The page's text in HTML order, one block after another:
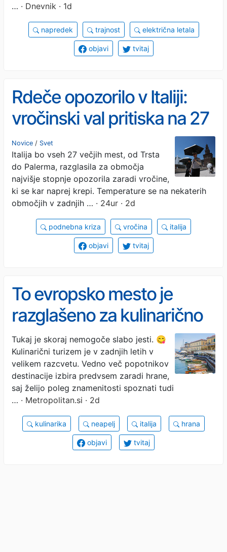
… · Dnevnik · 1d
napredek trajnost električna letala
objavi tvitaj
Rdeče opozorilo v Italiji:
vročinski val pritiska na 27
največjih mest
Novice / Svet
Italija bo vseh 27 večjih mest, od Trsta
do Palerma, razglasila za območja
najvišje stopnje opozorila zaradi vročine,
ki se kar naprej krepi. Temperature se na nekaterih
območjih v zadnjih … · 24ur · 2d
podnebna kriza vročina italija
objavi tvitaj
To evropsko mesto je
razglašeno za kulinarično
prestolnico sveta (in ni
daleč od Slovenije)
Tukaj je skoraj nemogoče slabo jesti. 😋
Kulinarični turizem je v zadnjih letih v
velikem razcvetu. Vedno več popotnikov
destinacije izbira predvsem zaradi hrane,
saj želijo poleg znamenitosti spoznati tudi
… · Metropolitan.si · 2d
kulinarika neapelj italija hrana
objavi tvitaj